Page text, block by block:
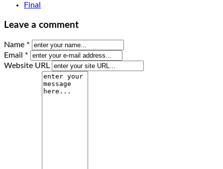
Final
Leave a comment
Name *
Email *
Website URL